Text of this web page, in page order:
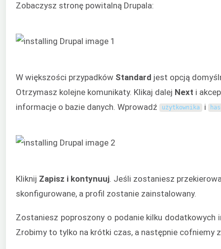
Zobaczysz stronę powitalną Drupala:
W większości przypadków Standard jest opcją
Otrzymasz kolejne komunikaty. Klikaj dalej Next i
informacje o bazie danych. Wprowadź
użytkownika i
Kliknij Zapisz i kontynuuj . Jeśli zostaniesz
skonfigurowane, a profil zostanie zainstalowany.
Zostaniesz poproszony o podanie kilku
Zrobimy to tylko na krótki czas, a następnie cofniemy